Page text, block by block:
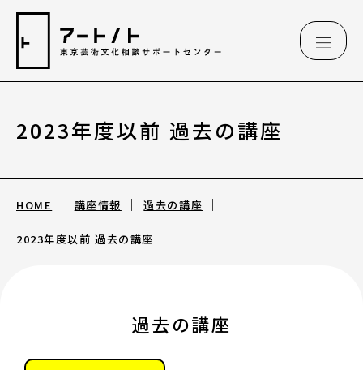
相談情報
相談情報
専用フォーム
2023年度以前 過去の講座
HOME 講座情報 過去の講座
2023年度以前 過去の講座
過去の講座